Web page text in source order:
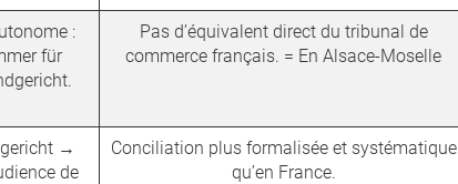
:
für
Pas d’équivalent direct du tribunal de
commerce français. = En Alsace-Moselle
→
de
Conciliation plus formalisée et systématique
qu’en France.